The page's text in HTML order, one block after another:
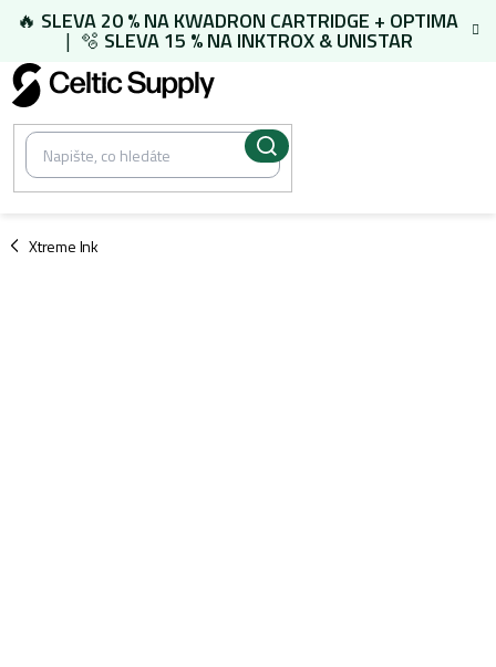
Přejít
obsah
🔥 SLEVA 20 % NAKWADRON CARTRIDGE + OPTIMA
| 🫧 SLEVA 15 % NAINKTROX & UNISTAR
Xtreme Ink
/